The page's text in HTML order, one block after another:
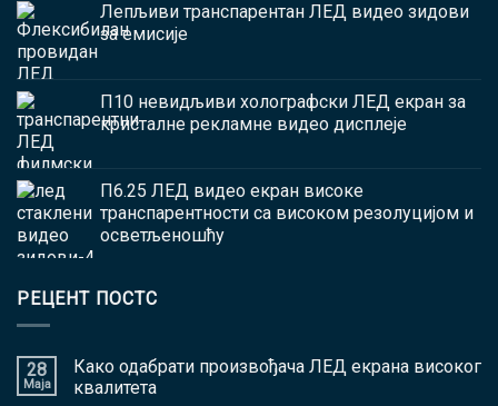
Лепљиви транспарентан ЛЕД видео зидови
за емисије
П10 невидљиви холографски ЛЕД екран за
кристалне рекламне видео дисплеје
П6.25 ЛЕД видео екран високе
транспарентности са високом резолуцијом и
осветљеношћу
РЕЦЕНТ ПОСТС
28
Маја
Како одабрати произвођача ЛЕД екрана високог
квалитета